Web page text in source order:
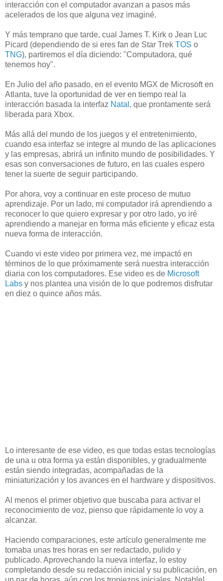
interacción con el computador avanzan a pasos más
acelerados de los que alguna vez imaginé.
Y más temprano que tarde, cual James T. Kirk o Jean Luc
Picard (dependiendo de si eres fan de Star Trek TOS o
TNG), partiremos el día diciendo: "Computadora, qué
tenemos hoy".
En Julio del año pasado, en el evento MGX de Microsoft en
Atlanta, tuve la oportunidad de ver en tiempo real la
interacción basada la interfaz Natal , que prontamente será
liberada para Xbox.
Más allá del mundo de los juegos y el entretenimiento,
cuando esa interfaz se integre al mundo de las aplicaciones
y las empresas, abrirá un infinito mundo de posibilidades. Y
esas son conversaciones de futuro, en las cuales espero
tener la suerte de seguir participando.
Por ahora, voy a continuar en este proceso de mutuo
aprendizaje. Por un lado, mi computador irá aprendiendo a
reconocer lo que quiero expresar y por otro lado, yo iré
aprendiendo a manejar en forma más eficiente y eficaz esta
nueva forma de interacción.
Cuando vi este video por primera vez, me impactó en
términos de lo que próximamente será nuestra interacción
diaria con los computadores. Ese video es de Microsoft
Labs y nos plantea una visión de lo que podremos disfrutar
en diez o quince años más.
Lo interesante de ese video, es que todas estas tecnologías
de una u otra forma ya están disponibles, y gradualmente
están siendo integradas, acompañadas de la
miniaturización y los avances en el hardware y dispositivos.
Al menos el primer objetivo que buscaba para activar el
reconocimiento de voz, pienso que rápidamente lo voy a
alcanzar.
Haciendo comparaciones, este artículo generalmente me
tomaba unas tres horas en ser redactado, pulido y
publicado. Aprovechando la nueva interfaz, lo estoy
completando desde su redacción inicial y su publicación, en